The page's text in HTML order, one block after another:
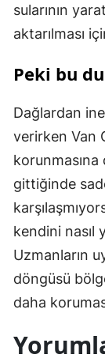
sularının
aktarılması
Peki bu
Dağlardan
verirken Van
korunmasına
gittiğinde
kendini nasıl
Uzmanların
döngüsü
daha